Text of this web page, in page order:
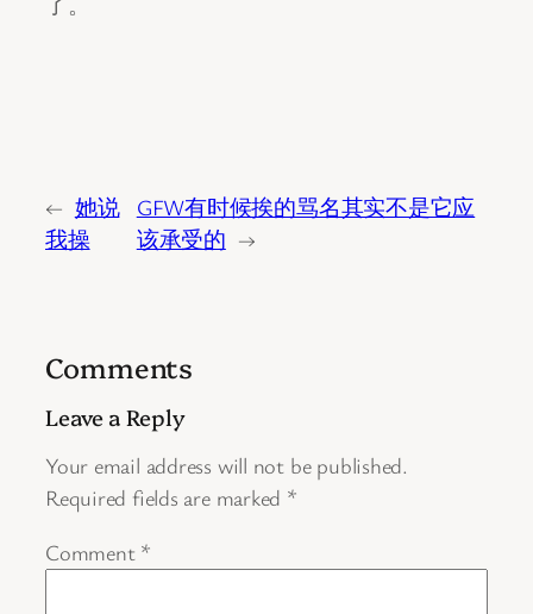
← 她说
我操
GFW有时候挨的骂名其实不是它应
该承受的 →
Comments
Leave a Reply
Your email address will not be published.
Required fields are marked *
Comment *